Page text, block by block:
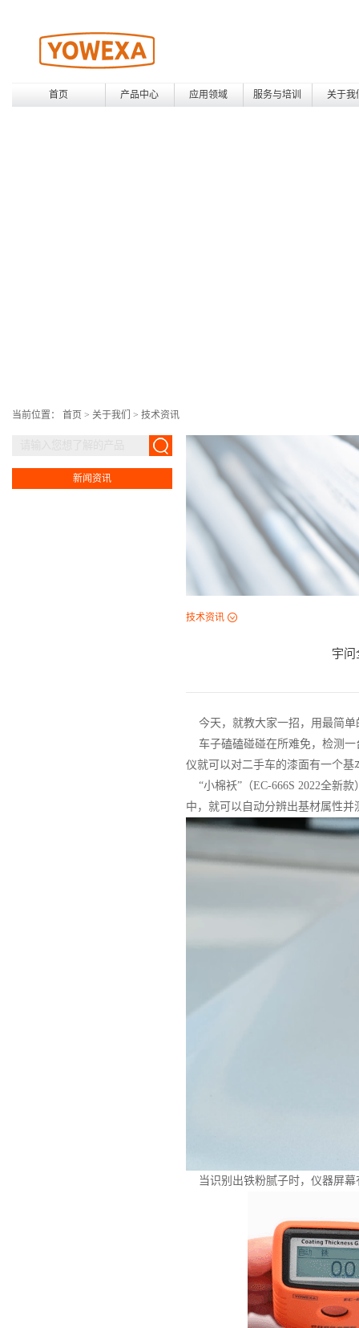
首页 产品中心 应用领域 服务与培训 关于我
当前位置： 首页 > 关于我们 > 技术资讯
新闻资讯
技术资讯
宇问
今天，就教大家一招，用最简单
车子磕磕碰碰在所难免，检测一
仪就可以对二手车的漆面有一个基
“小棉袄”（EC-666S 2022全新
中，就可以自动分辨出基材属性
当识别出铁粉腻子时，仪器屏幕